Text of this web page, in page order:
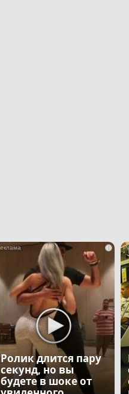
i
Ролик длится пару
секунд, но вы
будете в шоке от